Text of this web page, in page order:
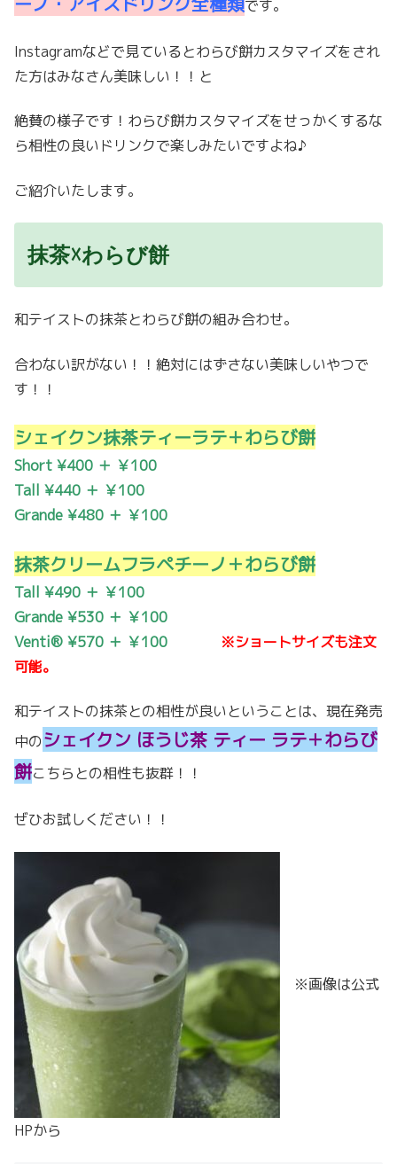
です。
Instagramなどで見ているとわらび餅カスタマイズをされ
た方はみなさん美味しい！！と
絶賛の様子です！わらび餅カスタマイズをせっかくするな
ら相性の良いドリンクで楽しみたいですよね♪
ご紹介いたします。
抹茶☓わらび餅
和テイストの抹茶とわらび餅の組み合わせ。
合わない訳がない！！絶対にはずさない美味しいやつで
す！！
シェイクン抹茶ティーラテ＋わらび餅
Short ¥400 ＋ ￥100
Tall ¥440 ＋ ￥100
Grande ¥480 ＋ ￥100
抹茶クリームフラペチーノ＋わらび餅
Tall ¥490 ＋ ￥100
Grande ¥530 ＋ ￥100
Venti® ¥570 ＋ ￥100
※ショートサイズも注文
可能。
和テイストの抹茶との相性が良いということは、現在発売
中のシェイクン ほうじ茶 ティー ラテ＋わらび
餅こちらとの相性も抜群！！
ぜひお試しください！！
※画像は公式
HPから